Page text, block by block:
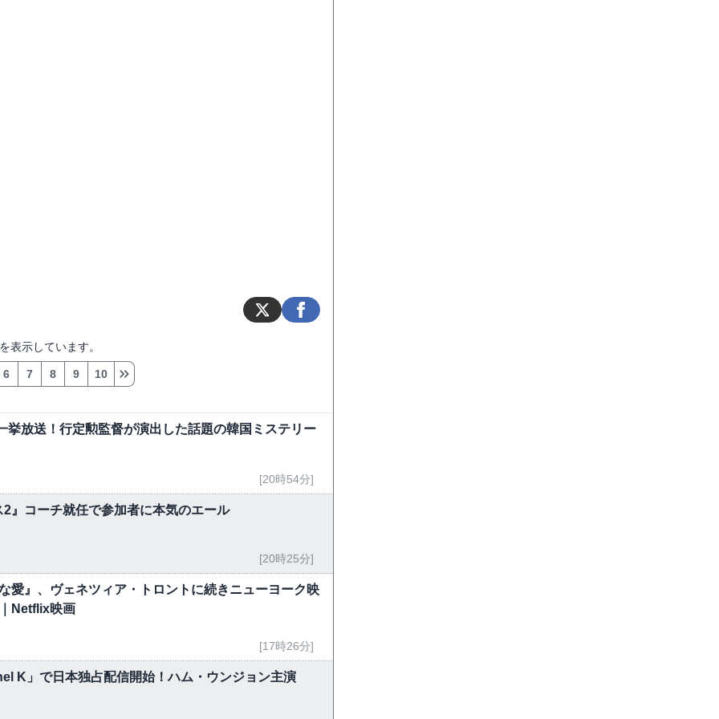
表示しています。
6 7 8 9 10
挙放送！行定勲監督が演出した話題の韓国ミステリー
[20時54分]
』コーチ就任で参加者に本気のエール
[20時25分]
愛』、ヴェネツィア・トロントに続きニューヨーク映
Netflix映画
[17時26分]
K」で日本独占配信開始！ハム・ウンジョン主演